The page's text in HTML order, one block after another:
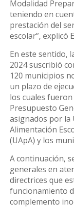
Modalidad
teniendo en
prestación del
escolar”, explicó
En este sentido,
2024 suscribió
120 municipios
un plazo de
los cuales
Presupuesto
asignados por la
Alimentación
(UApA) y los
A continuación,
generales en
directrices que
funcionamiento
complemento